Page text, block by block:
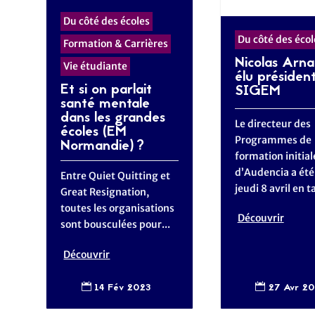
Du côté des écoles
Formation & Carrières
Vie étudiante
Et si on parlait
santé mentale
dans les grandes
écoles (EM
Normandie) ?
Entre Quiet Quitting et
Great Resignation,
toutes les organisations
sont bousculées pour...
Découvrir
 14 Fév 2023
Du côté des
Nicolas
élu
SIGEM
Le directeur des
Programmes de
formation
d’Audencia a
jeudi 8 avril en
Découvrir
 27 Avr